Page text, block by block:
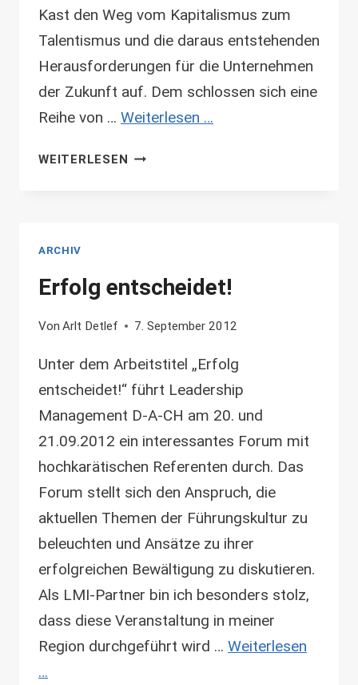
Kast den Weg vom Kapitalismus zum
Talentismus und die daraus entstehenden
Herausforderungen für die Unternehmen
der Zukunft auf. Dem schlossen sich eine
Reihe von … Weiterlesen …
WEITERLESEN
LMI-
ARCHIV
Erfolg entscheidet!
Von Arlt Detlef 7. September 2012
Unter dem Arbeitstitel „Erfolg
entscheidet!“ führt Leadership
Management D-A-CH am 20. und
21.09.2012 ein interessantes Forum mit
hochkarätischen Referenten durch. Das
Forum stellt sich den Anspruch, die
aktuellen Themen der Führungskultur zu
beleuchten und Ansätze zu ihrer
erfolgreichen Bewältigung zu diskutieren.
Als LMI-Partner bin ich besonders stolz,
dass diese Veranstaltung in meiner
Region durchgeführt wird … Weiterlesen
…